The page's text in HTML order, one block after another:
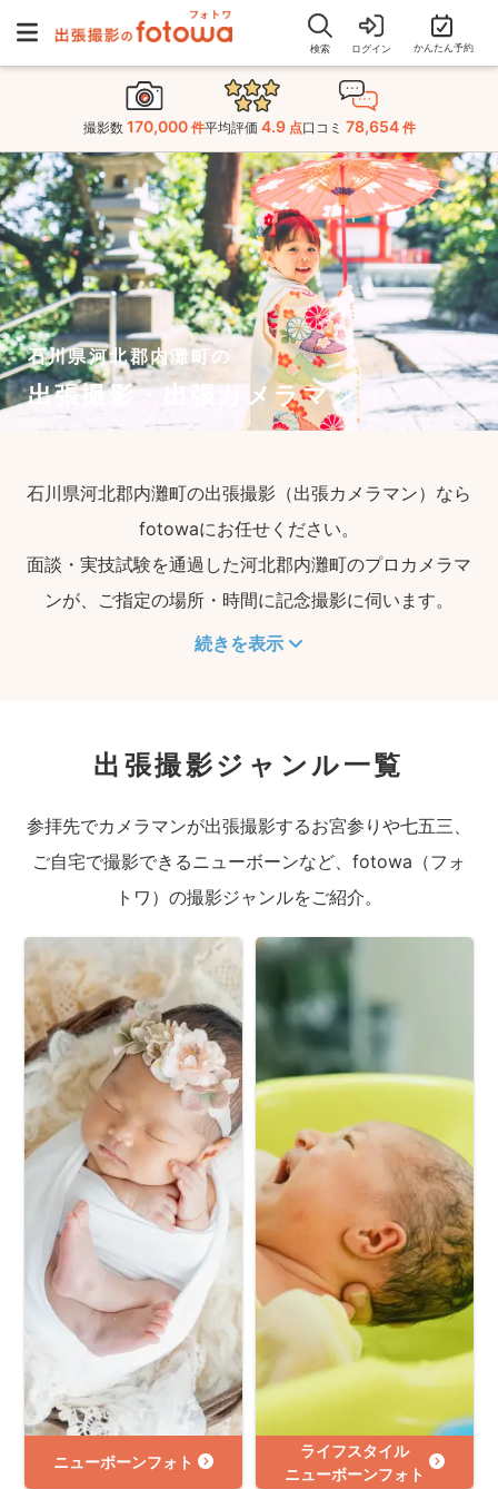
検索 ログイン かんたん予約
撮影数 170,000 件平均評価 4.9 点口コミ 78,654 件
石川県河北郡内灘町の
出張撮影・出張カメラマン
石川県河北郡内灘町の出張撮影（出張カメラマン）なら
fotowaにお任せください。
面談・実技試験を通過した河北郡内灘町のプロカメラマ
ンが、ご指定の場所・時間に記念撮影に伺います。
続きを表示
出張撮影ジャンル一覧
参拝先でカメラマンが出張撮影するお宮参りや七五三、
ご自宅で撮影できるニューボーンなど、fotowa（フォ
トワ）の撮影ジャンルをご紹介。
ニューボーンフォト
ライフスタイル
ニューボーンフォト